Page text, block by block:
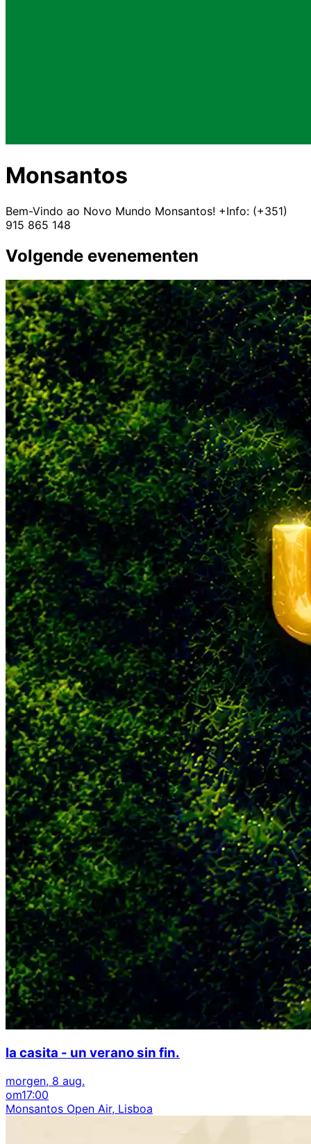
Monsantos
Bem-Vindo ao Novo Mundo Monsantos! +Info: (+351)
915 865 148
Volgende evenementen
la casita - un verano sin fin.
morgen, 8 aug.
om17:00
Monsantos Open Air, Lisboa